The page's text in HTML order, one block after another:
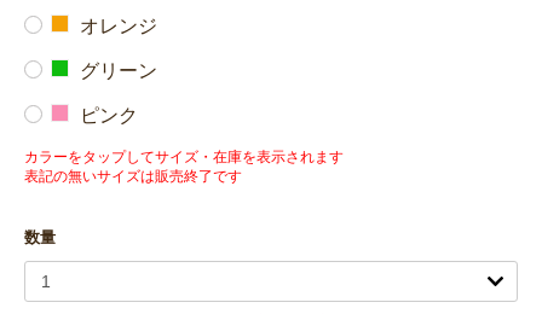
オレンジ
グリーン
ピンク
カラーをタップしてサイズ・在庫を表示されます
表記の無いサイズは販売終了です
数量